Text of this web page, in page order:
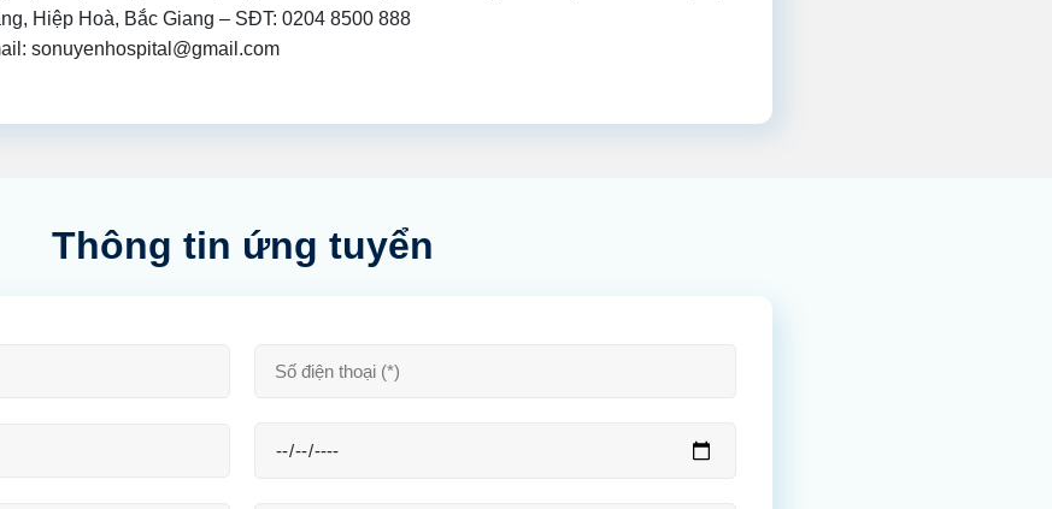
Hiệp Hoà, Bắc Giang – SĐT: 0204 8500 888
sonuyenhospital@gmail.com
Thông tin ứng tuyển